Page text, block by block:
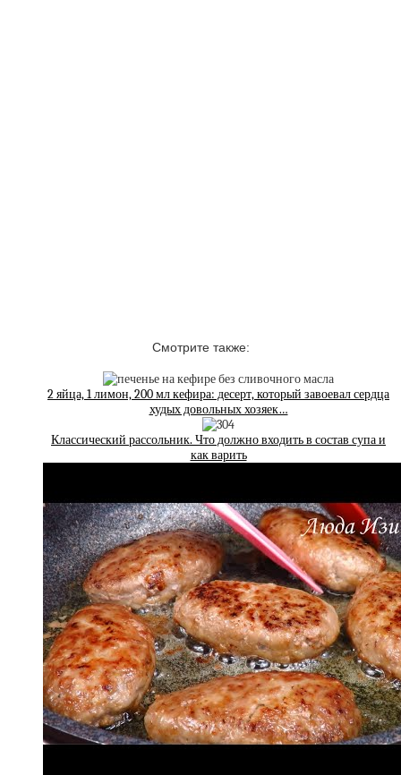
Смотрите также:
2 яйца, 1 лимон, 200 мл кефира: десерт, который завоевал сердца
худых довольных хозяек…
Классический рассольник. Что должно входить в состав супа и
как варить